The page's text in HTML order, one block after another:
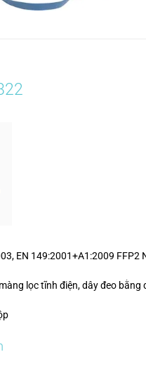
EN 149:2001+A1:2009 FFP2
lọc tĩnh điện, dây đeo